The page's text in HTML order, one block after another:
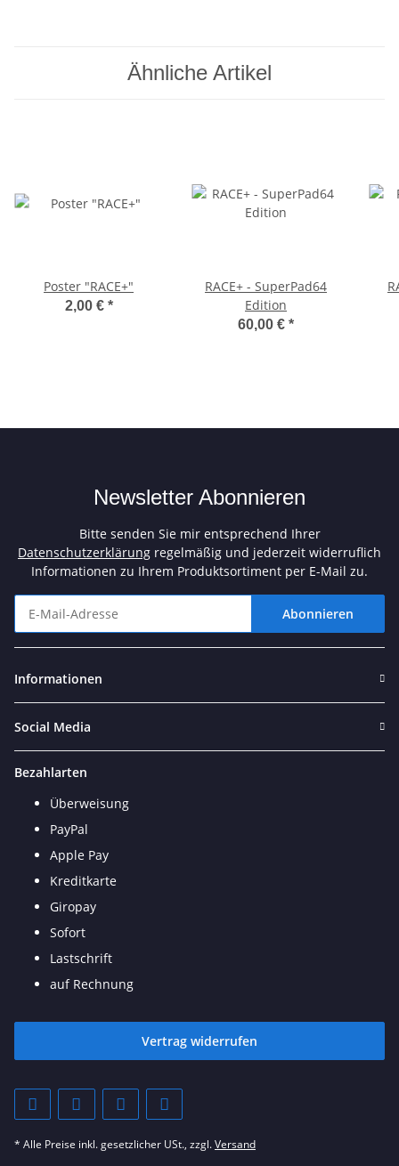
Ähnliche Artikel
Poster "RACE+"
2,00 € *
RACE+ - SuperPad64
Edition
60,00 € *
Newsletter Abonnieren
Bitte senden Sie mir entsprechend Ihrer
Datenschutzerklärung regelmäßig und jederzeit widerruflich
Informationen zu Ihrem Produktsortiment per E-Mail zu.
Abonnieren
Informationen
Social Media
Bezahlarten
Überweisung
PayPal
Apple Pay
Kreditkarte
Giropay
Sofort
Lastschrift
auf Rechnung
Vertrag widerrufen
* Alle Preise inkl. gesetzlicher USt., zzgl.Versand